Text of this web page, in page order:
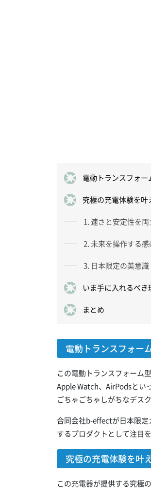
電動トランスフォ
究極の充電体験を叶
1. 速さと安定性を
2. 未来を操作する
3. 日本限定の美意
いま手に入れるべ
まとめ
電動トランスフォー
この電動トランスフォーム
Apple Watch、AirPodsとい
ごちゃごちゃしがちなデス
合同会社b-effectが日本限定
するプロダクトとして注目
究極の充電体験を叶
この充電器が提供する究極